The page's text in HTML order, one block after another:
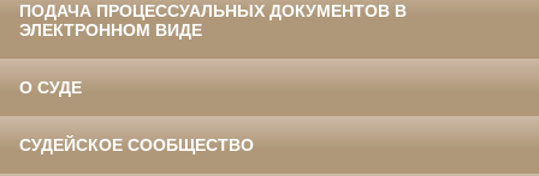
ПОДАЧА ПРОЦЕССУАЛЬНЫХ ДОКУМЕНТОВ В
ЭЛЕКТРОННОМ ВИДЕ
О СУДЕ
СУДЕЙСКОЕ СООБЩЕСТВО